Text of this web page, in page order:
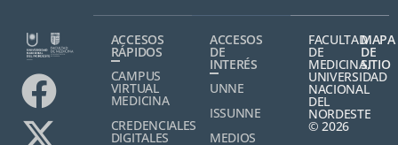
ACCESOS
RÁPIDOS
CAMPUS
VIRTUAL
MEDICINA
CREDENCIALES
DIGITALES
ACCESOS
DE
INTERÉS
UNNE
ISSUNNE
MEDIOS
FACULTAD
DE
MEDICINA,
UNIVERSIDAD
NACIONAL
DEL
NORDESTE
© 2026
MAPA
DE
SITIO